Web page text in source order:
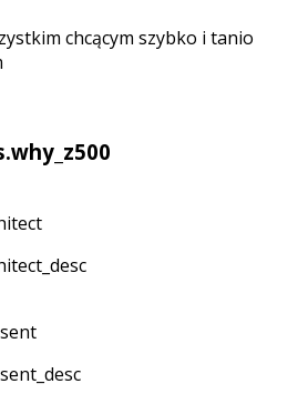
chcącym szybko i tanio